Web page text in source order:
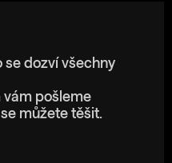
se dozví všechny
pošleme
můžete těšit.